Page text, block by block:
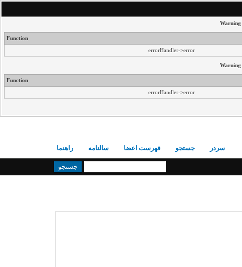
Warning
Function
errorHandler->error
Warning
Function
errorHandler->error
سردر جستجو فهرست اعضا سالنامه راهنما